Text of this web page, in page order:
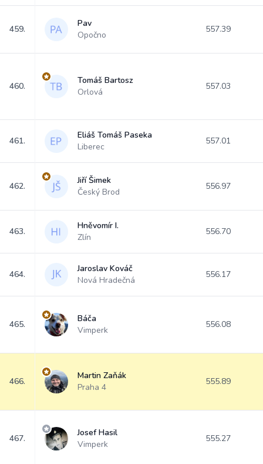
459.
Pav
Opočno
557.39
460.
Tomáš Bartosz
Orlová
557.03
461.
Eliáš Tomáš Paseka
Liberec
557.01
462.
Jiří Šimek
Český Brod
556.97
463.
Hněvomír I.
Zlín
556.70
464.
Jaroslav Kováč
Nová Hradečná
556.17
465.
Báča
Vimperk
556.08
466.
Martin Zaňák
Praha 4
555.89
467.
Josef Hasil
Vimperk
555.27